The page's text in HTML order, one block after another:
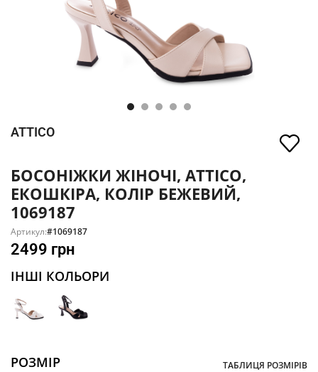
ATTICO
БОСОНІЖКИ ЖІНОЧІ, ATTICO,
ЕКОШКІРА, КОЛІР БЕЖЕВИЙ,
1069187
Артикул:#1069187
2499 грн
ІНШІ КОЛЬОРИ
РОЗМІР ТАБЛИЦЯ РОЗМІРІВ